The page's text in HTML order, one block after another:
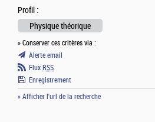
Profil :
Physique théorique
» Conserver ces critères via :
Alerte email
Flux RSS
Enregistrement
» Afficher l'url de la recherche